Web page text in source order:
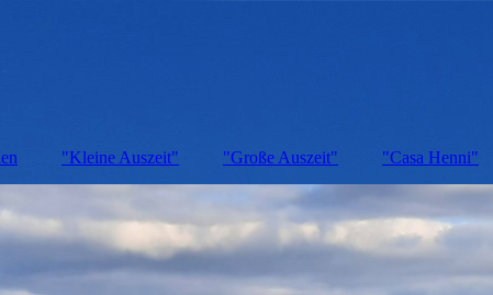
"Kleine Auszeit" "Große Auszeit" "Casa Henni"